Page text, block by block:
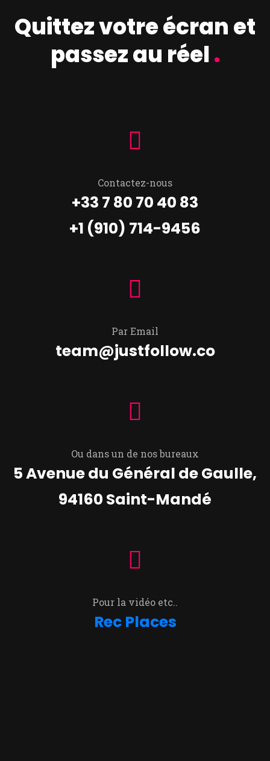
Quittez votre écran et
passez au réel.
Contactez-nous
+33 7 80 70 40 83
+1 (910) 714-9456
Par Email
team@justfollow.co
Ou dans un de nos bureaux
5 Avenue du Général de Gaulle,
94160 Saint-Mandé
Pour la vidéo etc..
Rec Places